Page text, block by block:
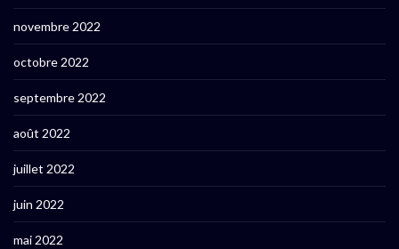
novembre 2022
octobre 2022
septembre 2022
août 2022
juillet 2022
juin 2022
mai 2022